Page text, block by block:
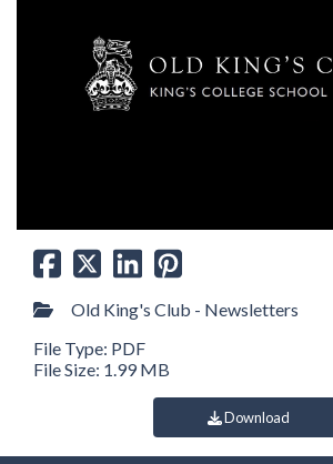
Old King's Club - Newsletters
File Type: PDF
File Size: 1.99 MB
Download